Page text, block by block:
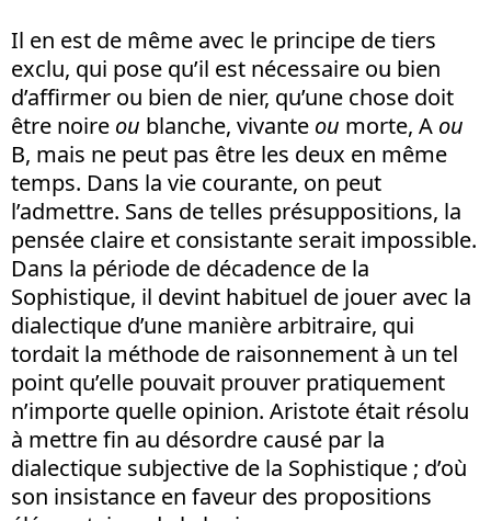
Il en est de même avec le principe de tiers
exclu, qui pose qu’il est nécessaire ou bien
d’affirmer ou bien de nier, qu’une chose doit
être noire ou blanche, vivante ou morte, A ou
B, mais ne peut pas être les deux en même
temps. Dans la vie courante, on peut
l’admettre. Sans de telles présuppositions, la
pensée claire et consistante serait impossible.
Dans la période de décadence de la
Sophistique, il devint habituel de jouer avec la
dialectique d’une manière arbitraire, qui
tordait la méthode de raisonnement à un tel
point qu’elle pouvait prouver pratiquement
n’importe quelle opinion. Aristote était résolu
à mettre fin au désordre causé par la
dialectique subjective de la Sophistique ; d’où
son insistance en faveur des propositions